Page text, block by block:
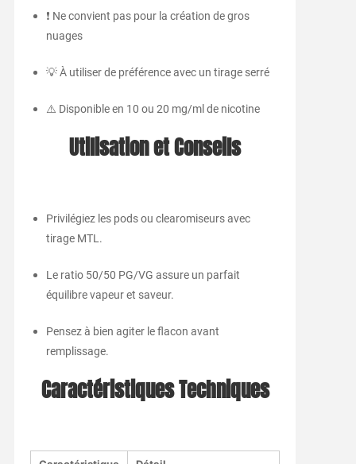
❗ Ne convient pas pour la création de gros
nuages
💡 À utiliser de préférence avec un tirage serré
⚠️ Disponible en 10 ou 20 mg/ml de nicotine
Utilisation et Conseils
Privilégiez les pods ou clearomiseurs avec
tirage MTL.
Le ratio 50/50 PG/VG assure un parfait
équilibre vapeur et saveur.
Pensez à bien agiter le flacon avant
remplissage.
Caractéristiques Techniques